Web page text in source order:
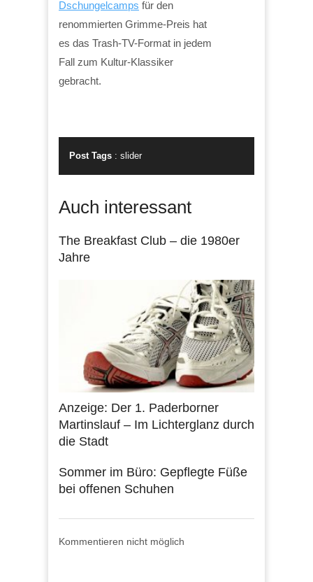
Dschungelcamps für den
renommierten Grimme-Preis hat
es das Trash-TV-Format in jedem
Fall zum Kultur-Klassiker
gebracht.
Post Tags : slider
Auch interessant
The Breakfast Club – die 1980er
Jahre
Anzeige: Der 1. Paderborner
Martinslauf – Im Lichterglanz durch
die Stadt
Sommer im Büro: Gepflegte Füße
bei offenen Schuhen
Kommentieren nicht möglich